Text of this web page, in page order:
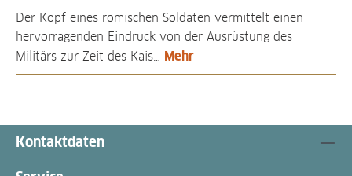
Der Kopf eines römischen Soldaten vermittelt einen
hervorragenden Eindruck von der Ausrüstung des
Militärs zur Zeit des Kais… Mehr
Kontaktdaten